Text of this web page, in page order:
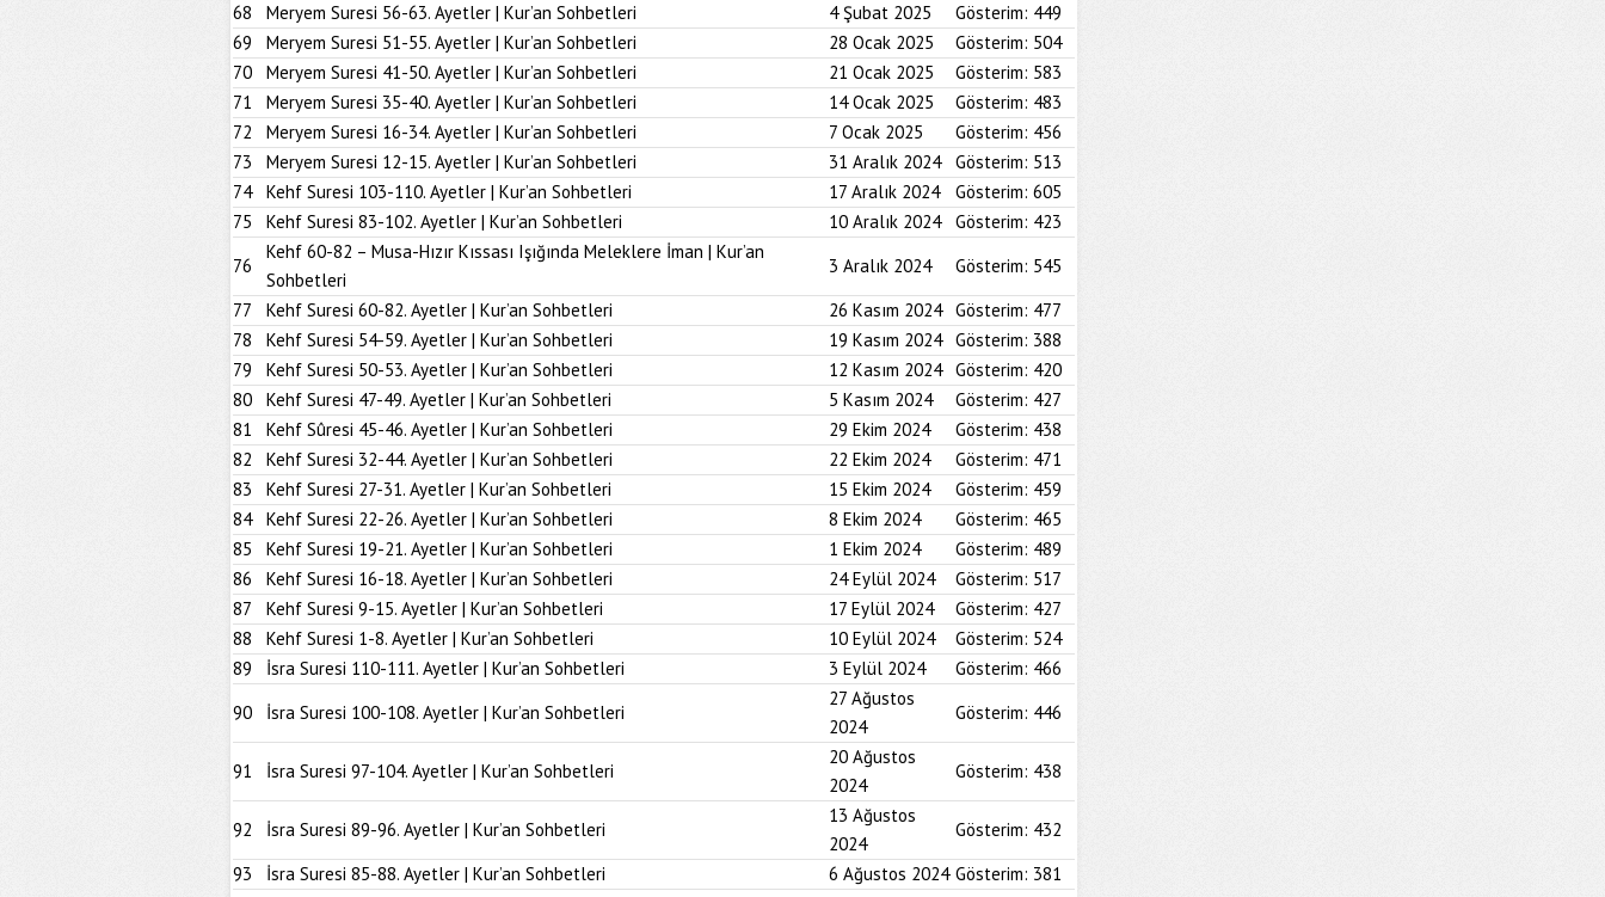
68
Meryem Suresi 56-63. Ayetler | Kur’an Sohbetleri 4 Şubat 2025 Gösterim: 449
69
Meryem Suresi 51-55. Ayetler | Kur’an Sohbetleri 28 Ocak 2025 Gösterim: 504
70
Meryem Suresi 41-50. Ayetler | Kur’an Sohbetleri 21 Ocak 2025 Gösterim: 583
71
Meryem Suresi 35-40. Ayetler | Kur’an Sohbetleri 14 Ocak 2025 Gösterim: 483
72
Meryem Suresi 16-34. Ayetler | Kur’an Sohbetleri 7 Ocak 2025 Gösterim: 456
73
Meryem Suresi 12-15. Ayetler | Kur’an Sohbetleri 31 Aralık 2024 Gösterim: 513
74
Kehf Suresi 103-110. Ayetler | Kur’an Sohbetleri 17 Aralık 2024 Gösterim: 605
75
Kehf Suresi 83-102. Ayetler | Kur’an Sohbetleri 10 Aralık 2024 Gösterim: 423
76
Kehf 60-82 – Musa-Hızır Kıssası Işığında Meleklere İman | Kur’an
Sohbetleri
3 Aralık 2024 Gösterim: 545
77
Kehf Suresi 60-82. Ayetler | Kur’an Sohbetleri 26 Kasım 2024 Gösterim: 477
78
Kehf Suresi 54-59. Ayetler | Kur’an Sohbetleri 19 Kasım 2024 Gösterim: 388
79
Kehf Suresi 50-53. Ayetler | Kur’an Sohbetleri 12 Kasım 2024 Gösterim: 420
80
Kehf Suresi 47-49. Ayetler | Kur’an Sohbetleri 5 Kasım 2024 Gösterim: 427
81
Kehf Sûresi 45-46. Ayetler | Kur’an Sohbetleri 29 Ekim 2024 Gösterim: 438
82
Kehf Suresi 32-44. Ayetler | Kur’an Sohbetleri 22 Ekim 2024 Gösterim: 471
83
Kehf Suresi 27-31. Ayetler | Kur’an Sohbetleri 15 Ekim 2024 Gösterim: 459
84
Kehf Suresi 22-26. Ayetler | Kur’an Sohbetleri 8 Ekim 2024 Gösterim: 465
85
Kehf Suresi 19-21. Ayetler | Kur’an Sohbetleri 1 Ekim 2024 Gösterim: 489
86
Kehf Suresi 16-18. Ayetler | Kur’an Sohbetleri 24 Eylül 2024 Gösterim: 517
87
Kehf Suresi 9-15. Ayetler | Kur’an Sohbetleri 17 Eylül 2024 Gösterim: 427
88
Kehf Suresi 1-8. Ayetler | Kur’an Sohbetleri 10 Eylül 2024 Gösterim: 524
89
İsra Suresi 110-111. Ayetler | Kur’an Sohbetleri 3 Eylül 2024 Gösterim: 466
90
İsra Suresi 100-108. Ayetler | Kur’an Sohbetleri
27 Ağustos
2024
Gösterim: 446
91 İsra Suresi 97-104. Ayetler | Kur’an Sohbetleri
20 Ağustos
2024
Gösterim: 438
92 İsra Suresi 89-96. Ayetler | Kur’an Sohbetleri
13 Ağustos
2024
Gösterim: 432
93
İsra Suresi 85-88. Ayetler | Kur’an Sohbetleri 6 Ağustos 2024 Gösterim: 381